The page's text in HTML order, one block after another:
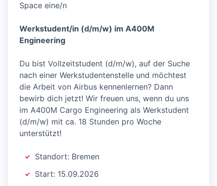
Space eine/n
Werkstudent/in (d/m/w) im A400M
Engineering
Du bist Vollzeitstudent (d/m/w), auf der Suche
nach einer Werkstudentenstelle und möchtest
die Arbeit von Airbus kennenlernen? Dann
bewirb dich jetzt! Wir freuen uns, wenn du uns
im A400M Cargo Engineering als Werkstudent
(d/m/w) mit ca. 18 Stunden pro Woche
unterstützt!
Standort: Bremen
Start: 15.09.2026